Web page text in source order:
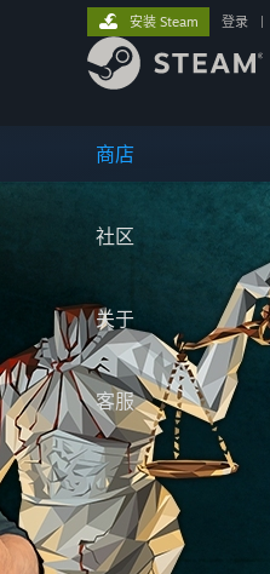
商店
社区
关于
客服
安装 Steam 登录